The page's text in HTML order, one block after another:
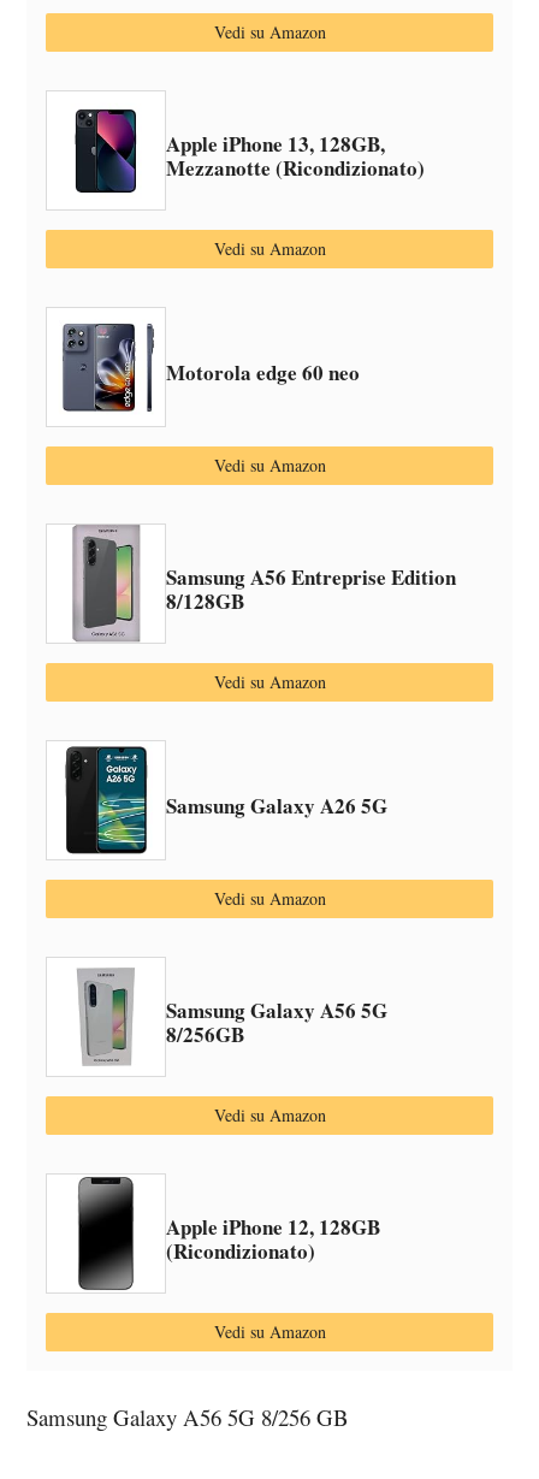
Vedi su Amazon
Apple iPhone 13, 128GB,
Mezzanotte (Ricondizionato)
Vedi su Amazon
Motorola edge 60 neo
Vedi su Amazon
Samsung A56 Entreprise Edition
8/128GB
Vedi su Amazon
Samsung Galaxy A26 5G
Vedi su Amazon
Samsung Galaxy A56 5G
8/256GB
Vedi su Amazon
Apple iPhone 12, 128GB
(Ricondizionato)
Vedi su Amazon
Samsung Galaxy A56 5G 8/256 GB